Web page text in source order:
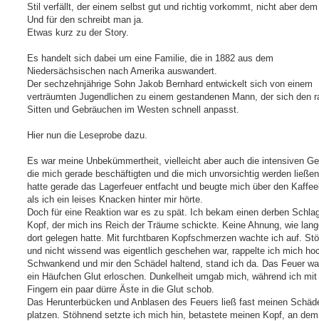
Stil verfällt, der einem selbst gut und richtig vorkommt, nicht aber dem
Und für den schreibt man ja.
Etwas kurz zu der Story.
Es handelt sich dabei um eine Familie, die in 1882 aus dem
Niedersächsischen nach Amerika auswandert.
Der sechzehnjährige Sohn Jakob Bernhard entwickelt sich von einem
verträumten Jugendlichen zu einem gestandenen Mann, der sich den
Sitten und Gebräuchen im Westen schnell anpasst.
Hier nun die Leseprobe dazu.
Es war meine Unbekümmertheit, vielleicht aber auch die intensiven
die mich gerade beschäftigten und die mich unvorsichtig werden
hatte gerade das Lagerfeuer entfacht und beugte mich über den
als ich ein leises Knacken hinter mir hörte.
Doch für eine Reaktion war es zu spät. Ich bekam einen derben
Kopf, der mich ins Reich der Träume schickte. Keine Ahnung, wie
dort gelegen hatte. Mit furchtbaren Kopfschmerzen wachte ich auf.
und nicht wissend was eigentlich geschehen war, rappelte ich mich
Schwankend und mir den Schädel haltend, stand ich da. Das Feuer
ein Häufchen Glut erloschen. Dunkelheit umgab mich, während ich
Fingern ein paar dürre Äste in die Glut schob.
Das Herunterbücken und Anblasen des Feuers ließ fast meinen
platzen. Stöhnend setzte ich mich hin, betastete meinen Kopf, an